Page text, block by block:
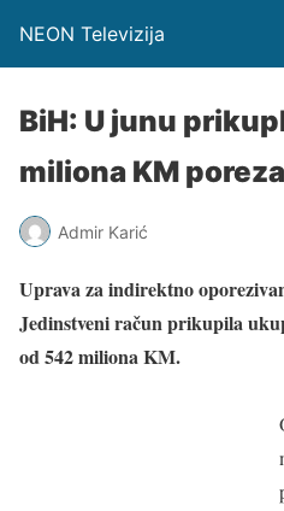
NEON Televizija
BiH: U junu
miliona KM
Admir Karić
Uprava za indirektno
Jedinstveni račun prikupila
od 542 miliona KM.